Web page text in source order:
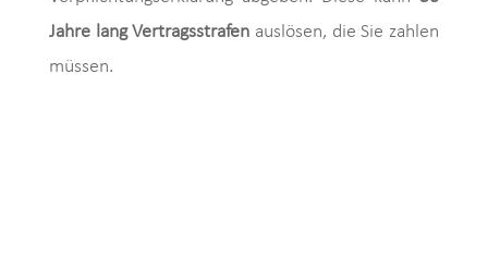
Jahre lang Vertragsstrafen auslösen, die Sie zahlen
müssen.